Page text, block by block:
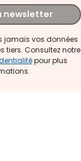
newsletter
jamais vos données
tiers. Consultez notre
pour plus